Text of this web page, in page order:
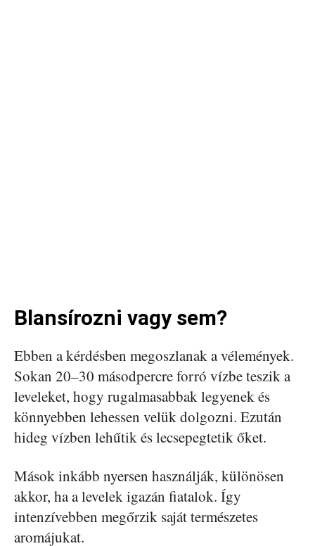
Blansírozni vagy sem?
Ebben a kérdésben megoszlanak a vélemények.
Sokan 20–30 másodpercre forró vízbe teszik a
leveleket, hogy rugalmasabbak legyenek és
könnyebben lehessen velük dolgozni. Ezután
hideg vízben lehűtik és lecsepegtetik őket.
Mások inkább nyersen használják, különösen
akkor, ha a levelek igazán fiatalok. Így
intenzívebben megőrzik saját természetes
aromájukat.